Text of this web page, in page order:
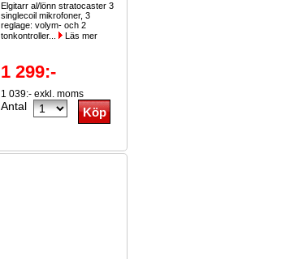
Elgitarr al/lönn stratocaster 3
singlecoil mikrofoner, 3
reglage: volym- och 2
tonkontroller...
Läs mer
1 299:-
1 039:- exkl. moms
Antal